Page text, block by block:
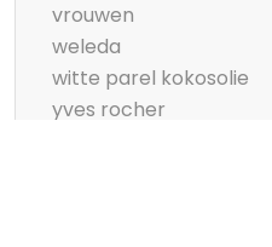
vrouwen
weleda
witte parel kokosolie
yves rocher